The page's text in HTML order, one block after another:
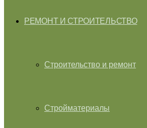
РЕМОНТ И СТРОИТЕЛЬСТВО
Строительство и ремонт
Стройматериалы